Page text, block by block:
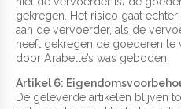
gekregen. Het risico gaat
aan de vervoerder, als de
heeft gekregen de goederen
door Arabelle’s was geboden.
Artikel 6:
De geleverde artikelen blijven